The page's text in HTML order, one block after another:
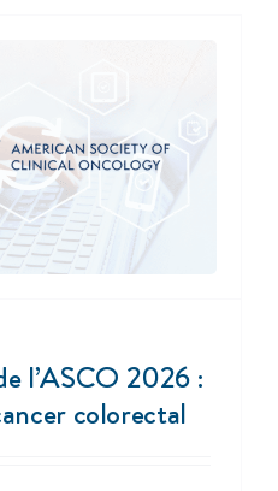
l’ASCO 2026 :
colorectal